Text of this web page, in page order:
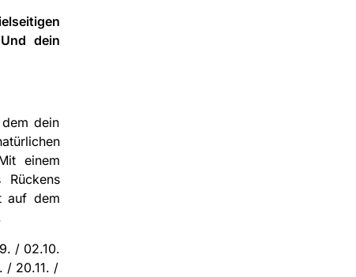
dein
dein
einem
auf dem
/ 02.10.
/ 20.11. /